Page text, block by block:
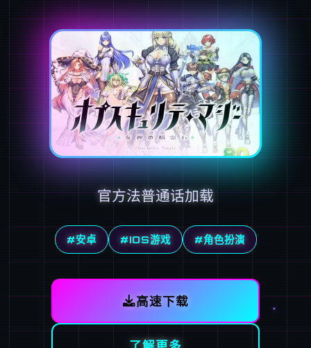
官方法普通话加载
#安卓 #IOS游戏 #角色扮演
高速下载
了解更多